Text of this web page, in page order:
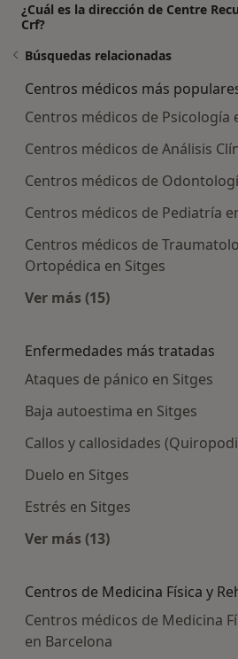
¿Cuál es la dirección de Centre
Crf?
Búsquedas relacionadas
Centros médicos más
Centros médicos de Psicología
Centros médicos de Análisis
Centros médicos de
Centros médicos de Pediatría
Centros médicos de
Ortopédica en Sitges
Ver más (15)
Enfermedades más tratadas
Ataques de pánico en Sitges
Baja autoestima en Sitges
Callos y callosidades
Duelo en Sitges
Estrés en Sitges
Ver más (13)
Centros de Medicina Física y
Centros médicos de Medicina
en Barcelona